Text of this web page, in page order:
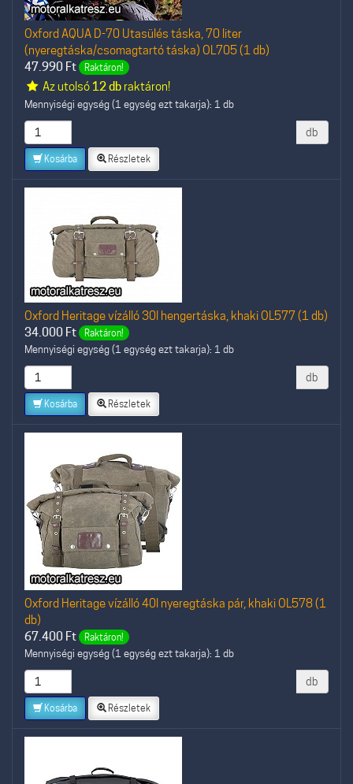
Oxford AQUA D-70 Utasülés táska, 70 liter
(nyeregtáska/csomagtartó táska) OL705 (1 db)
47.990 Ft Raktáron!
Az utolsó 12 dbraktáron!
Mennyiségi egység (1 egység ezt takarja): 1 db
db
Kosárba Részletek
Oxford Heritage vízálló 30l hengertáska, khaki OL577 (1 db)
34.000 Ft Raktáron!
Mennyiségi egység (1 egység ezt takarja): 1 db
db
Kosárba Részletek
Oxford Heritage vízálló 40l nyeregtáska pár, khaki OL578 (1
db)
67.400 Ft Raktáron!
Mennyiségi egység (1 egység ezt takarja): 1 db
db
Kosárba Részletek